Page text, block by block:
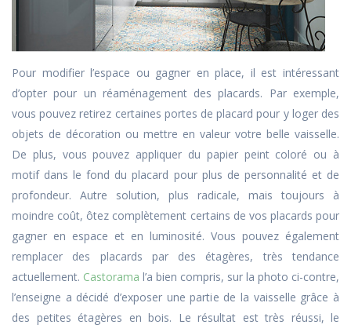
Pour modifier l’espace ou gagner en place, il est intéressant
d’opter pour un réaménagement des placards. Par exemple,
vous pouvez retirez certaines portes de placard pour y loger des
objets de décoration ou mettre en valeur votre belle vaisselle.
De plus, vous pouvez appliquer du papier peint coloré ou à
motif dans le fond du placard pour plus de personnalité et de
profondeur. Autre solution, plus radicale, mais toujours à
moindre coût, ôtez complètement certains de vos placards pour
gagner en espace et en luminosité. Vous pouvez également
remplacer des placards par des étagères, très tendance
actuellement. Castorama l’a bien compris, sur la photo ci-contre,
l’enseigne a décidé d’exposer une partie de la vaisselle grâce à
des petites étagères en bois. Le résultat est très réussi, le